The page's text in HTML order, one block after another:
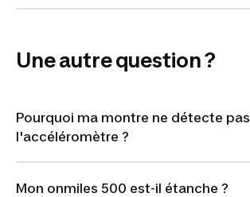
Une autre question ?
Pourquoi ma montre ne détecte pas
l'accéléromètre ?
Mon onmiles 500 est-il étanche ?